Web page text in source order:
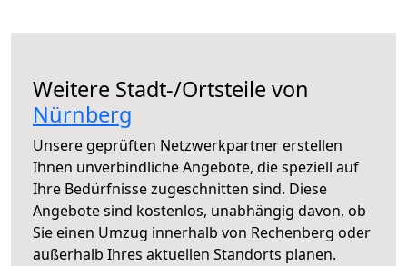
Weitere Stadt-/Ortsteile von
Nürnberg
Unsere geprüften Netzwerkpartner erstellen
Ihnen unverbindliche Angebote, die speziell auf
Ihre Bedürfnisse zugeschnitten sind. Diese
Angebote sind kostenlos, unabhängig davon, ob
Sie einen Umzug innerhalb von Rechenberg oder
außerhalb Ihres aktuellen Standorts planen.